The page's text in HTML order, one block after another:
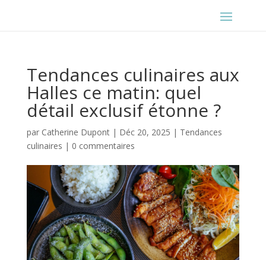
Tendances culinaires aux
Halles ce matin: quel
détail exclusif étonne ?
par Catherine Dupont| Déc 20, 2025 | Tendances
culinaires | 0 commentaires